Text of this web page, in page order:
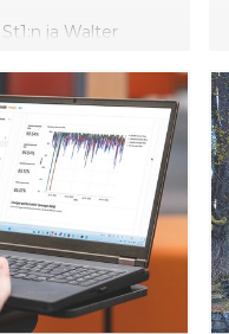
ja Walter
lahjoitukset